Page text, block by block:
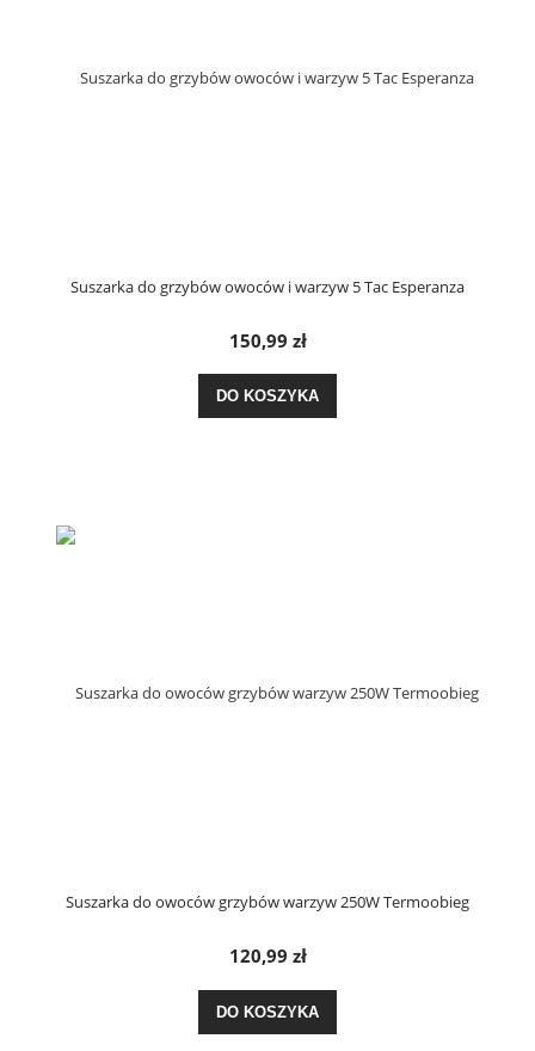
Suszarka do grzybów owoców i warzyw 5 Tac Esperanza
150,99 zł
DO KOSZYKA
Suszarka do owoców grzybów warzyw 250W Termoobieg
120,99 zł
DO KOSZYKA